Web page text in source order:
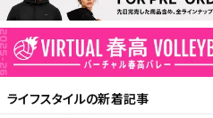
ライフスタイルの新着記事